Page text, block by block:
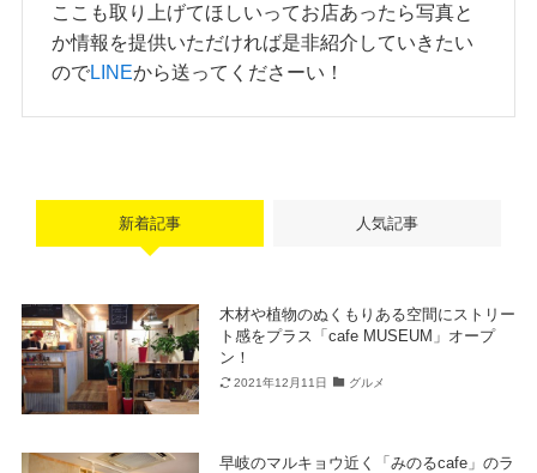
ここも取り上げてほしいってお店あったら写真と
か情報を提供いただければ是非紹介していきたい
のでLINEから送ってくださーい！
新着記事 人気記事
木材や植物のぬくもりある空間にストリー
ト感をプラス「cafe MUSEUM」オープ
ン！
2021年12月11日 グルメ
早岐のマルキョウ近く「みのるcafe」のラ